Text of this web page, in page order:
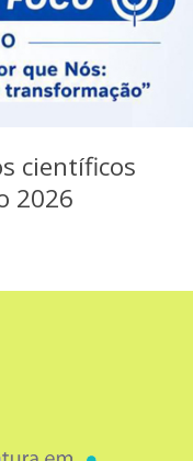
científicos
2026